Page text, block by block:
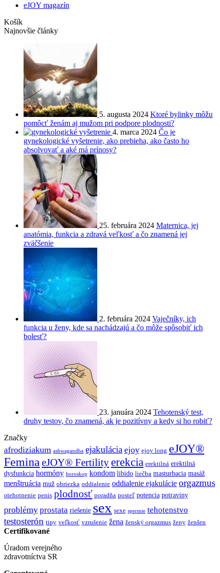
eJOY magazín
Košík
Najnovšie články
5. augusta 2024 Ktoré bylinky môžu
pomôcť ženám aj mužom pri podpore plodnosti?
4. marca 2024 Čo je
gynekologické vyšetrenie, ako prebieha, ako často ho
absolvovať a aké má prínosy?
25. februára 2024 Maternica, jej
anatómia, funkcia a zdravá veľkosť a čo znamená jej
zväčšenie
2. februára 2024 Vaječníky, ich
funkcia u ženy, kde sa nachádzajú a čo môže spôsobiť ich
bolesť?
23. januára 2024 Tehotenský test,
druhy testov, čo znamená, ak je pozitívny a kedy si ho robiť?
Značky
afrodiziakum ashwagandha ejakulácia ejoy ejoy long eJOY®
Femina eJOY® Fertility erekcia erektilná erektilná
dysfunkcia hormóny horoskop kondom libido liečba masturbacia masáž
menštruácia muž obriezka oddialenie oddialenie ejakulácie orgazmus
otehotnenie penis plodnosť poradňa posteľ potencia potraviny
problémy prostata riešenie sex sexe spermie tehotenstvo
testosterón tipy veľkosť vzrušenie žena ženský orgazmus ženy ženšen
Certifikované
Úradom verejného
zdravotníctva SR